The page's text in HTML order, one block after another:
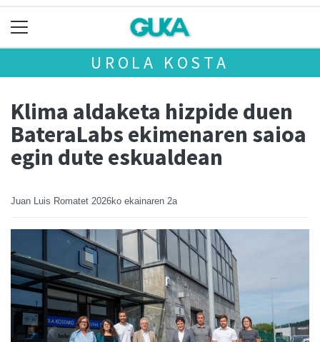
UROLA KOSTA
Klima aldaketa hizpide duen
BateraLabs ekimenaren saioa
egin dute eskualdean
Juan Luis Romatet 2026ko ekainaren 2a